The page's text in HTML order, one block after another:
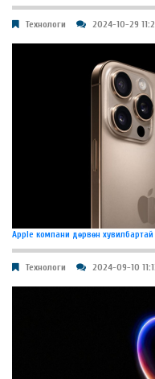
Технологи 2024-10-29
Apple компани дөрвөн
Технологи 2024-09-10